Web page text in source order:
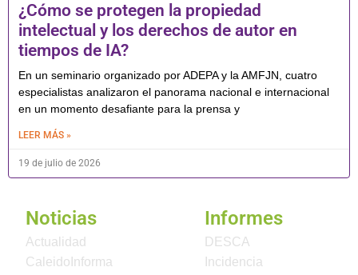
¿Cómo se protegen la propiedad
intelectual y los derechos de autor en
tiempos de IA?
En un seminario organizado por ADEPA y la AMFJN, cuatro
especialistas analizaron el panorama nacional e internacional
en un momento desafiante para la prensa y
LEER MÁS »
19 de julio de 2026
Noticias
Actualidad
CaleidoInforma
Informes
DESCA
Incidencia